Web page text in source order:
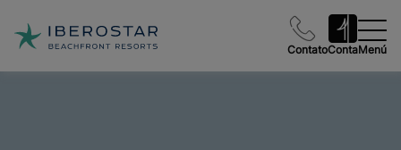
ContatoContaMenú